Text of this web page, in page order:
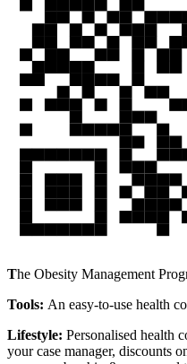
The Obesity Management
Tools: An easy-to-use health
Lifestyle: Personalised health
your case manager, discounts